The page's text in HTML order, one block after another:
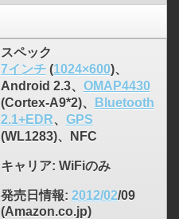
スペック
7インチ(1024×600)、
Android 2.3、 OMAP4430
(Cortex-A9*2)、
Bluetooth
2.1+EDR、 GPS
(WL1283)、NFC
キャリア: WiFiのみ
発売日情報: 2012/02/09
(Amazon.co.jp)